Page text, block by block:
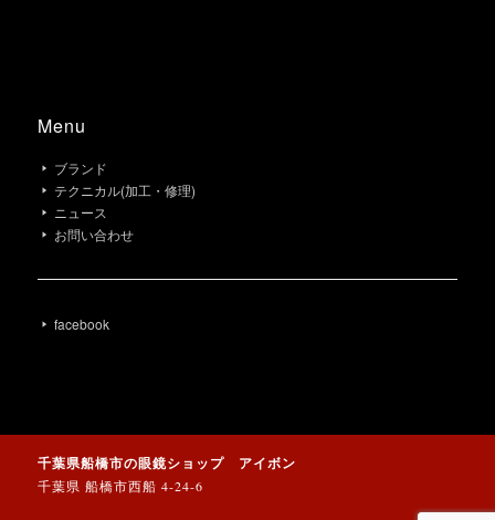
Menu
ブランド
テクニカル(加工・修理)
ニュース
お問い合わせ
facebook
千葉県船橋市の眼鏡ショップ アイボン
千葉県 船橋市西船 4-24-6